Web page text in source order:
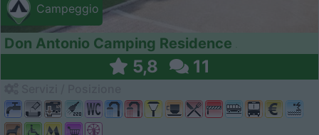
Campeggio
Don Antonio Camping Residence
5,8 11